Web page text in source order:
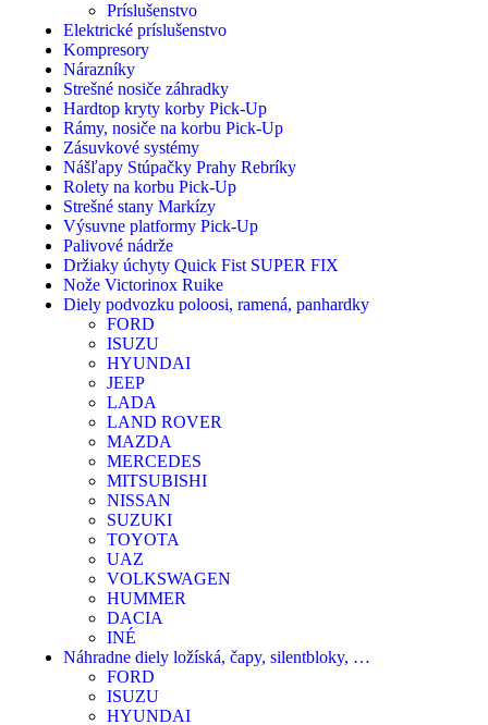
Príslušenstvo
Elektrické príslušenstvo
Kompresory
Nárazníky
Strešné nosiče záhradky
Hardtop kryty korby Pick-Up
Rámy, nosiče na korbu Pick-Up
Zásuvkové systémy
Nášľapy Stúpačky Prahy Rebríky
Rolety na korbu Pick-Up
Strešné stany Markízy
Výsuvne platformy Pick-Up
Palivové nádrže
Držiaky úchyty Quick Fist SUPER FIX
Nože Victorinox Ruike
Diely podvozku poloosi, ramená, panhardky
FORD
ISUZU
HYUNDAI
JEEP
LADA
LAND ROVER
MAZDA
MERCEDES
MITSUBISHI
NISSAN
SUZUKI
TOYOTA
UAZ
VOLKSWAGEN
HUMMER
DACIA
INÉ
Náhradne diely ložíská, čapy, silentbloky, …
FORD
ISUZU
HYUNDAI